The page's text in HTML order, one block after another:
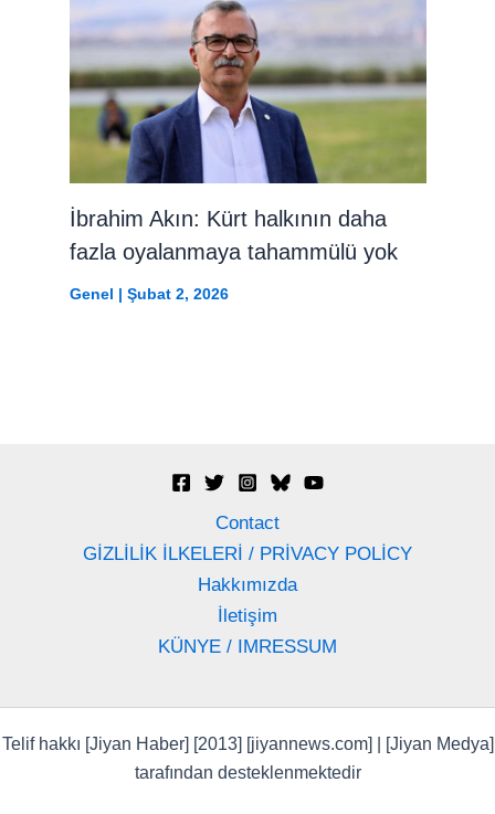
İbrahim Akın: Kürt halkının daha
fazla oyalanmaya tahammülü yok
Genel | Şubat 2, 2026
Contact
GİZLİLİK İLKELERİ / PRİVACY POLİCY
Hakkımızda
İletişim
KÜNYE / IMRESSUM
Telif hakkı [Jiyan Haber] [2013] [jiyannews.com] | [Jiyan Medya]
tarafından desteklenmektedir